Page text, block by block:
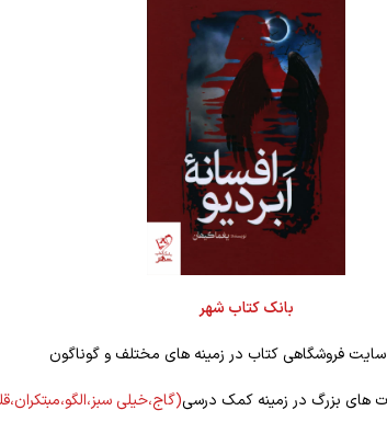
بانک کتاب شهر
سایت فروشگاهی کتاب در زمینه های مختلف و گوناگون
های بزرگ در زمینه کمک درسی(گاج،خیلی